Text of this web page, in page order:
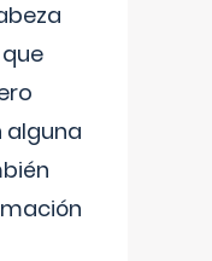
alguna